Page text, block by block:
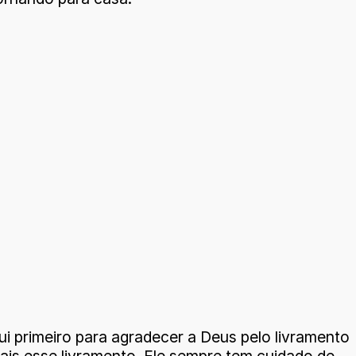
primeiro para agradecer a Deus pelo livramento